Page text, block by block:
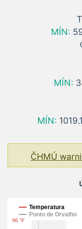
MÍN:
MÍN:
MÍN:
ČHMÚ
Temperatura
Ponto de Orvalho
96 °F